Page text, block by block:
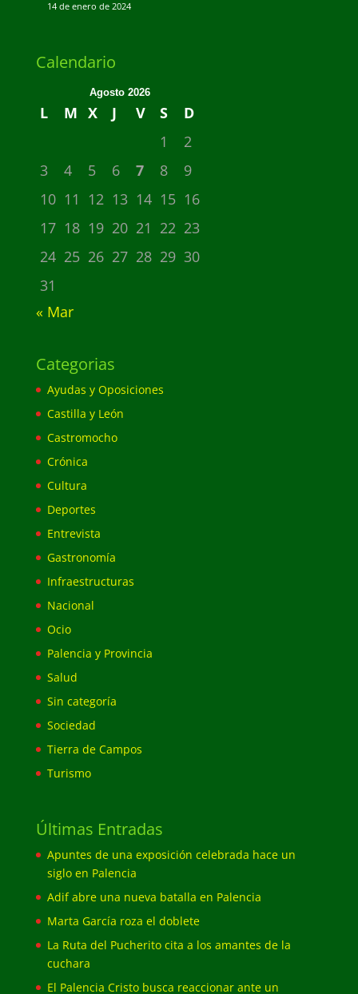
14 de enero de 2024
Calendario
Agosto 2026
L M X J V S
D
1
2
3
4 5 6 7 8
9
10 11 12 13 14 15 16
17 18 19 20 21 22 23
24 25 26 27 28 29 30
31
« Mar
Categorias
Ayudas y Oposiciones
Castilla y León
Castromocho
Crónica
Cultura
Deportes
Entrevista
Gastronomía
Infraestructuras
Nacional
Ocio
Palencia y Provincia
Salud
Sin categoría
Sociedad
Tierra de Campos
Turismo
Últimas Entradas
Apuntes de una exposición celebrada hace un
siglo en Palencia
Adif abre una nueva batalla en Palencia
Marta García roza el doblete
La Ruta del Pucherito cita a los amantes de la
cuchara
El Palencia Cristo busca reaccionar ante un